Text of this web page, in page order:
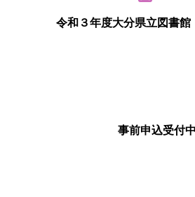
令和３年度大分県立図書
事前申込受付中